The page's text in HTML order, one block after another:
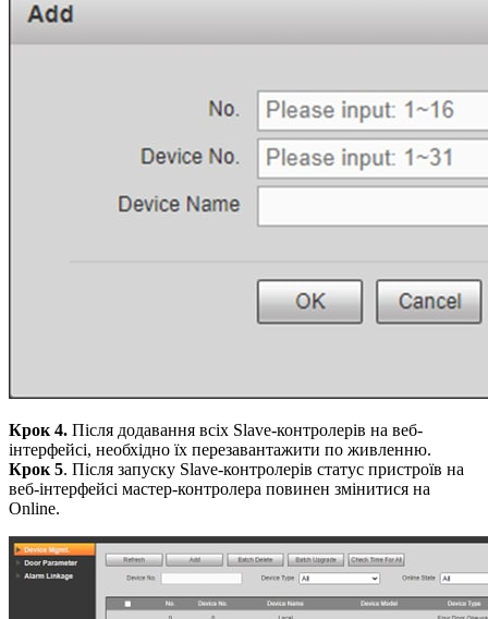
Крок 4. Після додавання всіх Slave-контролерів на веб-
інтерфейсі, необхідно їх перезавантажити по живленню.
Крок 5. Після запуску Slave-контролерів статус пристроїв на
веб-інтерфейсі мастер-контролера повинен змінитися на
Online.